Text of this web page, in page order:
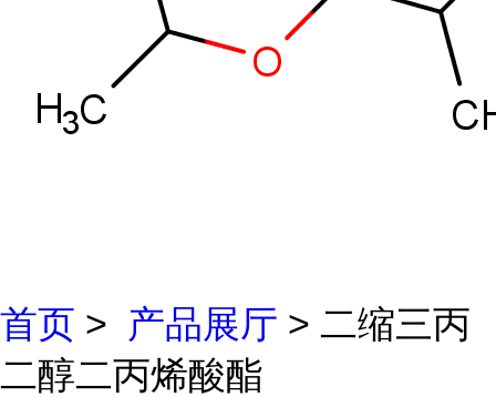
首页 > 产品展厅 > 二缩三丙
二醇二丙烯酸酯